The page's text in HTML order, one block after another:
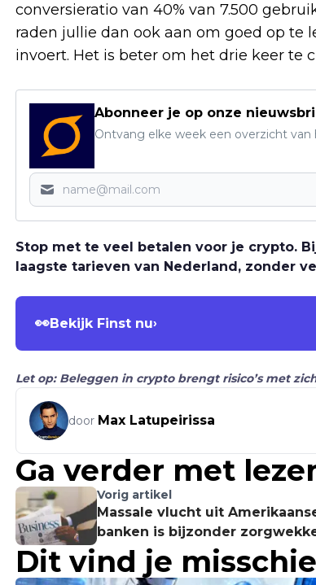
conversieratio van 40% van 7.500
raden jullie dan ook aan om goed op te
invoert. Het is beter om het drie keer te
Abonneer je op onze
Ontvang elke week een overzicht
Stop met te veel betalen voor je crypto.
laagste tarieven van Nederland, zonder
👀Bekijk Finst nu›
Let op: Beleggen in crypto brengt risico’s met
door Max Latupeirissa
Ga verder met
Vorig artikel
Massale vlucht uit
banken is bijzonder
aldus Texaanse senator
Dit vind je